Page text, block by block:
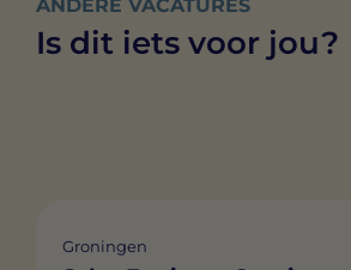
ANDERE VACATURES
Is dit iets voor jou?
Groningen